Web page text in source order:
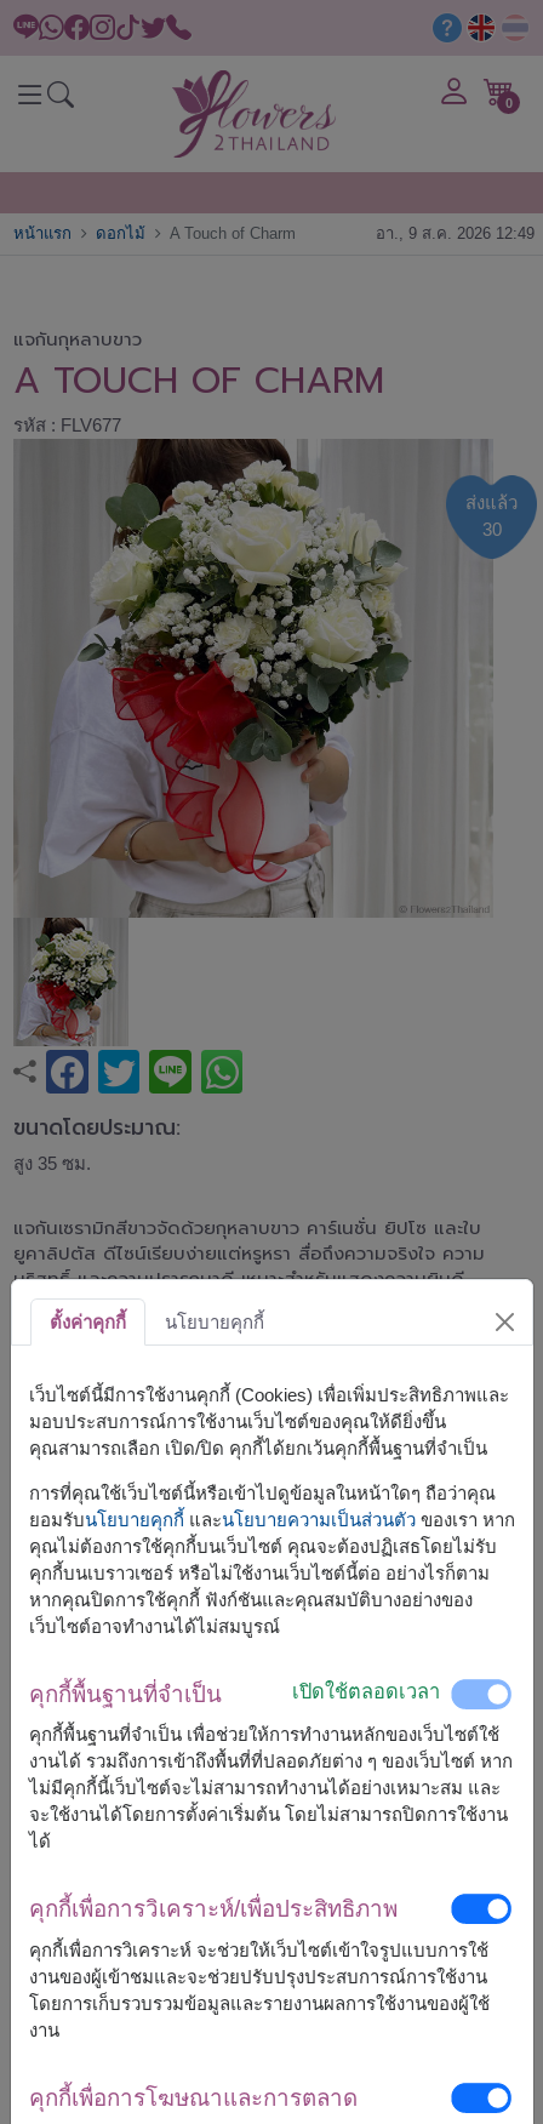
0
หน้าแรก ดอกไม้ A Touch of Charm อา., 9 ส.ค. 2026 12:49
แจกันกุหลาบขาว
A TOUCH OF CHARM
รหัส : FLV677
ส่งแล้ว
30
ขนาดโดยประมาณ:
สูง 35 ซม.
แจกันเซรามิกสีขาวจัดด้วยกุหลาบขาว คาร์เนชั่น ยิปโซ และใบ
ยูคาลิปตัส ดีไซน์เรียบง่ายแต่หรูหรา สื่อถึงความจริงใจ ความ
บริสุทธิ์ และความปรารถนาดี เหมาะสำหรับแสดงความยินดี
เยี่ยมผู้ใหญ่ เปิดสำนักงาน หรือเป็นของขวัญในทุกโอกาส
จัดส่งได้เร็วสุดพรุ่งนี้
แต่สามารถกำหนดวันได้
ราคาตามพื้นที่จัดส่ง
หมายเหตุ:
การจัดและดอกไม้อาจจะแตกต่างจากที่เห็นในรูปบ้าง
จัดส่งได้
กำแพงเพชร
ขอนแก่น
เพชรบูรณ์
ตั้งค่าคุกกี้ นโยบายคุกกี้
เว็บไซต์นี้มีการใช้งานคุกกี้ (Cookies) เพื่อเพิ่มประสิทธิภาพและ
มอบประสบการณ์การใช้งานเว็บไซต์ของคุณให้ดียิ่งขึ้น
คุณสามารถเลือก เปิด/ปิด คุกกี้ได้ยกเว้นคุกกี้พื้นฐานที่จำเป็น
การที่คุณใช้เว็บไซต์นี้หรือเข้าไปดูข้อมูลในหน้าใดๆ ถือว่าคุณ
ยอมรับนโยบายคุกกี้ และนโยบายความเป็นส่วนตัวของเรา หาก
คุณไม่ต้องการใช้คุกกี้บนเว็บไซต์ คุณจะต้องปฏิเสธโดยไม่รับ
คุกกี้บนเบราวเซอร์ หรือไม่ใช้งานเว็บไซต์นี้ต่อ อย่างไรก็ตาม
หากคุณปิดการใช้คุกกี้ ฟังก์ชันและคุณสมบัติบางอย่างของ
เว็บไซต์อาจทำงานได้ไม่สมบูรณ์
คุกกี้พื้นฐานที่จำเป็น เปิดใช้ตลอดเวลา
คุกกี้พื้นฐานที่จำเป็น เพื่อช่วยให้การทำงานหลักของเว็บไซต์ใช้
งานได้ รวมถึงการเข้าถึงพื้นที่ที่ปลอดภัยต่าง ๆ ของเว็บไซต์ หาก
ไม่มีคุกกี้นี้เว็บไซต์จะไม่สามารถทำงานได้อย่างเหมาะสม และ
จะใช้งานได้โดยการตั้งค่าเริ่มต้น โดยไม่สามารถปิดการใช้งาน
ได้
คุกกี้เพื่อการวิเคราะห์/เพื่อประสิทธิภาพ
คุกกี้เพื่อการวิเคราะห์ จะช่วยให้เว็บไซต์เข้าใจรูปแบบการใช้
งานของผู้เข้าชมและจะช่วยปรับปรุงประสบการณ์การใช้งาน
โดยการเก็บรวบรวมข้อมูลและรายงานผลการใช้งานของผู้ใช้
งาน
คุกกี้เพื่อการโฆษณาและการตลาด